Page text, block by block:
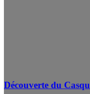
Découverte du